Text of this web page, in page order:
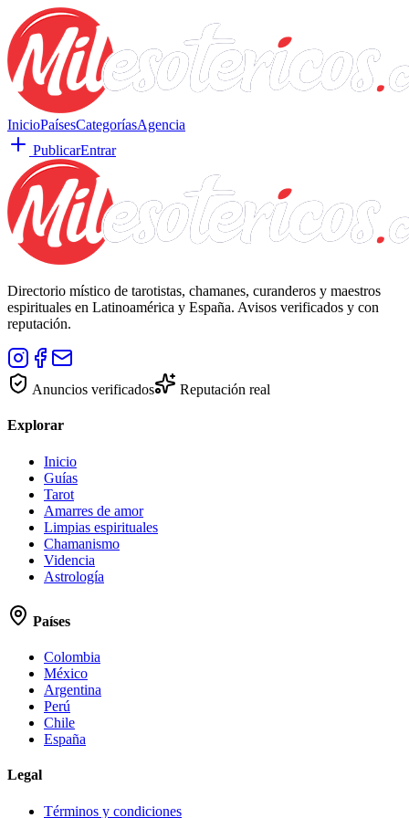
InicioPaísesCategoríasAgencia
PublicarEntrar
Directorio místico de tarotistas, chamanes, curanderos y maestros
espirituales en Latinoamérica y España. Avisos verificados y con
reputación.
Anuncios verificados Reputación real
Explorar
Inicio
Guías
Tarot
Amarres de amor
Limpias espirituales
Chamanismo
Videncia
Astrología
Países
Colombia
México
Argentina
Perú
Chile
España
Legal
Términos y condiciones